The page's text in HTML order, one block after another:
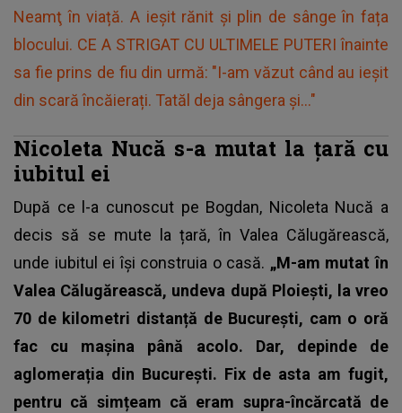
Neamţ în viață. A ieșit rănit și plin de sânge în fața
blocului. CE A STRIGAT CU ULTIMELE PUTERI înainte
sa fie prins de fiu din urmă: "I-am văzut când au ieșit
din scară încăierați. Tatăl deja sângera și..."
Nicoleta Nucă s-a mutat la țară cu
iubitul ei
După ce l-a cunoscut pe Bogdan, Nicoleta Nucă a
decis să se mute la țară, în Valea Călugărească,
unde iubitul ei își construia o casă. „M-am mutat în
Valea Călugărească, undeva după Ploiești, la vreo
70 de kilometri distanță de București, cam o oră
fac cu mașina până acolo. Dar, depinde de
aglomerația din București. Fix de asta am fugit,
pentru că simțeam că eram supra-încărcată de